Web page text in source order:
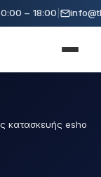
– 18:00 |
κατασκευής eshop…